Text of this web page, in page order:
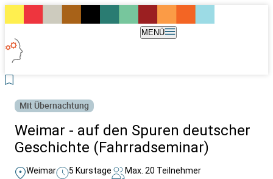
MENÜ
Mit Übernachtung
Weimar - auf den Spuren deutscher
Geschichte (Fahrradseminar)
Weimar 5 Kurstage Max. 20 Teilnehmer